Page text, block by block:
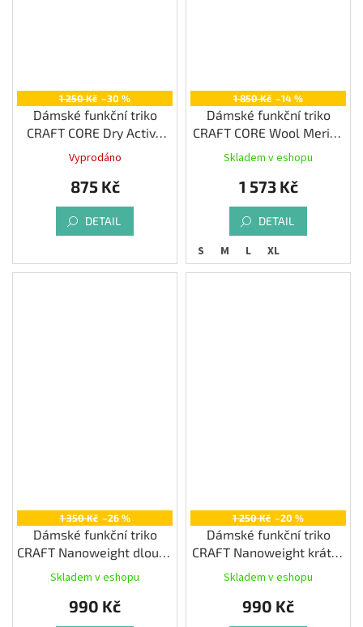
1 250 Kč –30 %
Dámské funkční triko
CRAFT CORE Dry Active
Comfort LS, fialová
Vyprodáno
875 Kč
DETAIL
1 850 Kč –14 %
Dámské funkční triko
CRAFT CORE Wool Merino
LS, černá
Skladem v eshopu
1 573 Kč
DETAIL
S M L XL
1 350 Kč –26 %
Dámské funkční triko
CRAFT Nanoweight dlouhý
Skladem v eshopu
990 Kč
1 250 Kč –20 %
Dámské funkční triko
CRAFT Nanoweight krátký
rukáv, bílá
Skladem v eshopu
990 Kč